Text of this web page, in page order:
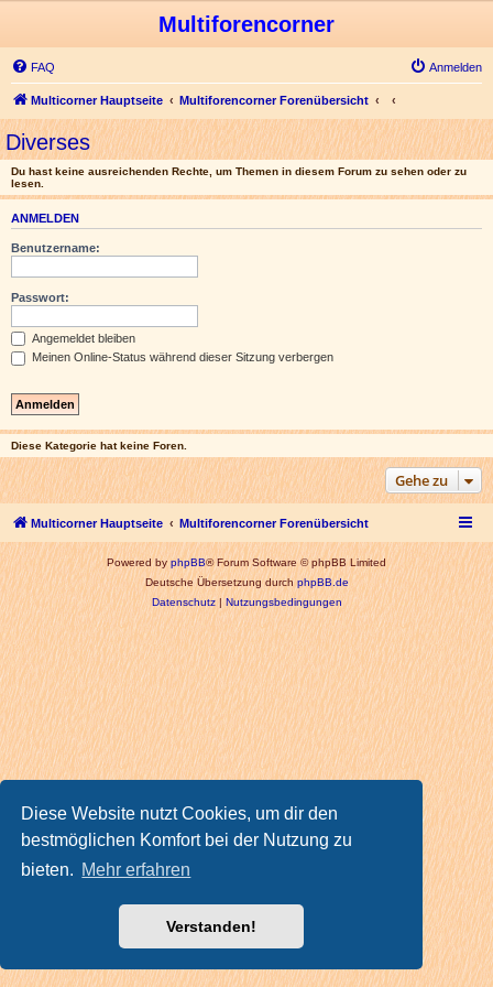
Diese Website nutzt Cookies, um dir den
bestmöglichen Komfort bei der Nutzung zu
bieten. Mehr erfahren
Verstanden!
Multiforencorner
FAQ Anmelden
Multicorner Hauptseite Multiforencorner Forenübersicht
Diverses
Du hast keine ausreichenden Rechte, um Themen in diesem Forum zu sehen oder zu
lesen.
ANMELDEN
Benutzername:
Passwort:
Angemeldet bleiben
Meinen Online-Status während dieser Sitzung verbergen
Diese Kategorie hat keine Foren.
Gehe zu
Multicorner Hauptseite Multiforencorner Forenübersicht
Powered byphpBB® Forum Software © phpBB Limited
Deutsche Übersetzung durchphpBB.de
Datenschutz|Nutzungsbedingungen